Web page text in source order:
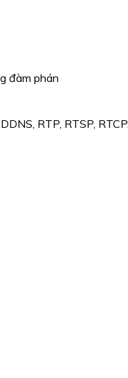
đàm phán
RTP, RTSP, RTCP,